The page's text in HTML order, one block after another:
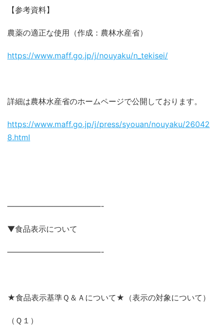
【参考資料】
農薬の適正な使用（作成：農林水産省）
https://www.maff.go.jp/j/nouyaku/n_tekisei/
詳細は農林水産省のホームページで公開しております。
https://www.maff.go.jp/j/press/syouan/nouyaku/26042
8.html
————————————-
▼食品表示について
————————————-
★食品表示基準Ｑ＆Ａについて★（表示の対象について）
（Ｑ１）